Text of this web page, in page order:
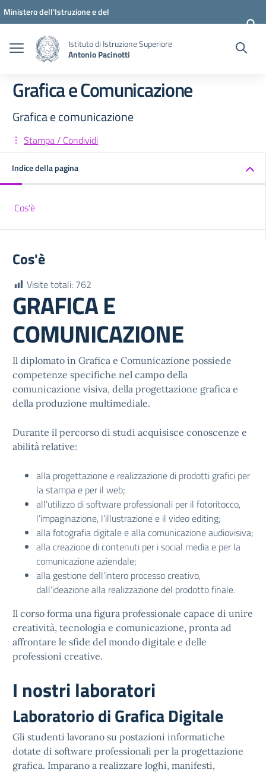
Vai ai contenuti
Vai al menu di navigazione
Vai al footer
Ministero dell'Istruzione e del
Istituto di Istruzione Superiore
Antonio Pacinotti
Grafica e Comunicazione
Grafica e comunicazione
Stampa / Condividi
Indice della pagina
Cos'è
Cos'è
Visite totali: 762
GRAFICA E
COMUNICAZIONE
Il diplomato in Grafica e Comunicazione possiede
competenze specifiche nel campo della
comunicazione visiva, della progettazione grafica e
della produzione multimediale.
Durante il percorso di studi acquisisce conoscenze e
abilità relative:
alla progettazione e realizzazione di prodotti grafici per
la stampa e per il web;
all’utilizzo di software professionali per il fotoritocco,
l’impaginazione, l’illustrazione e il video editing;
alla fotografia digitale e alla comunicazione audiovisiva;
alla creazione di contenuti per i social media e per la
comunicazione aziendale;
alla gestione dell’intero processo creativo,
dall’ideazione alla realizzazione del prodotto finale.
Il corso forma una figura professionale capace di unire
creatività, tecnologia e comunicazione, pronta ad
affrontare le sfide del mondo digitale e delle
professioni creative.
I nostri laboratori
Laboratorio di Grafica Digitale
Gli studenti lavorano su postazioni informatiche
dotate di software professionali per la progettazione
grafica. Imparano a realizzare loghi, manifesti,